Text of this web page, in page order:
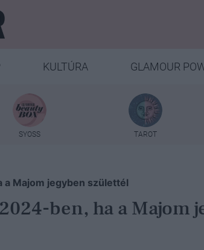
KULTÚRA GLAMOUR
SYOSS TAROT
Majom jegyben születtél
ben, ha a Majom